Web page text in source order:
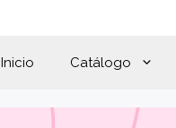
Inicio Catálogo